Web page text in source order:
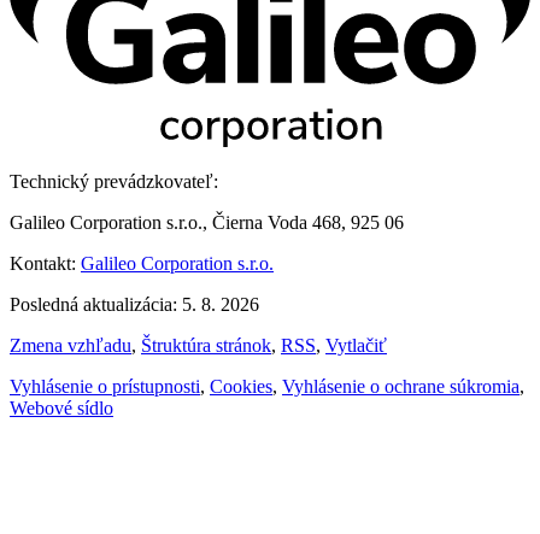
Technický prevádzkovateľ:
Galileo Corporation s.r.o., Čierna Voda 468, 925 06
Kontakt: Galileo Corporation s.r.o.
Posledná aktualizácia: 5. 8. 2026
Zmena vzhľadu, Štruktúra stránok, RSS, Vytlačiť
Vyhlásenie o prístupnosti, Cookies, Vyhlásenie o ochrane súkromia,
Webové sídlo